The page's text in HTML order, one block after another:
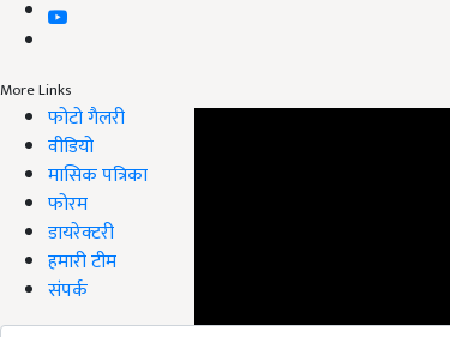
More Links
फोटो गैलरी
वीडियो
मासिक पत्रिका
फोरम
डायरेक्टरी
हमारी टीम
संपर्क